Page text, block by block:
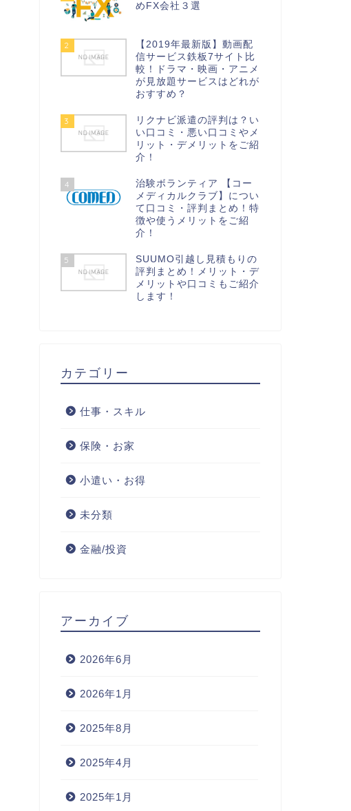
めFX会社３選
2
【2019年最新版】動画配
信サービス鉄板7サイト比
較！ドラマ・映画・アニメ
が見放題サービスはどれが
おすすめ？
3
リクナビ派遣の評判は？い
い口コミ・悪い口コミやメ
リット・デメリットをご紹
介！
4
治験ボランティア 【コー
メディカルクラブ】につい
て口コミ・評判まとめ！特
徴や使うメリットをご紹
介！
5
SUUMO引越し見積もりの
評判まとめ！メリット・デ
メリットや口コミもご紹介
します！
カテゴリー
仕事・スキル
保険・お家
小遣い・お得
未分類
金融/投資
アーカイブ
2026年6月
2026年1月
2025年8月
2025年4月
2025年1月